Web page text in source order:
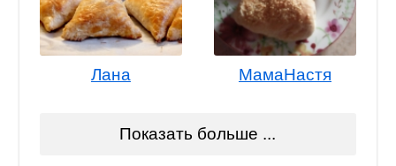
Лана МамаНастя
Показать больше ...